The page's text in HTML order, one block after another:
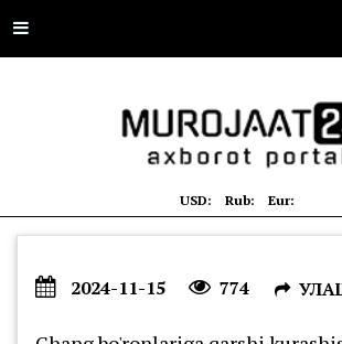
USD: Rub: Eur:
2024-11-15 774